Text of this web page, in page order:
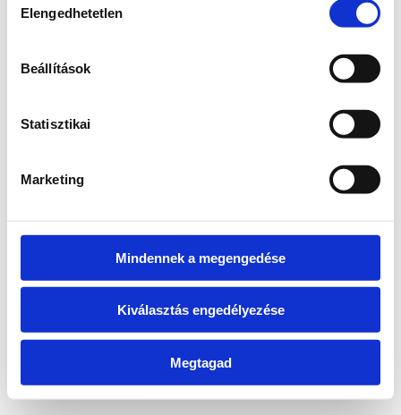
kiválasztása
Elengedhetetlen
Beállítások
Statisztikai
Marketing
Mindennek a megengedése
Kiválasztás engedélyezése
Megtagad
loadingwww.bicapp.hu
(see the browser console for more